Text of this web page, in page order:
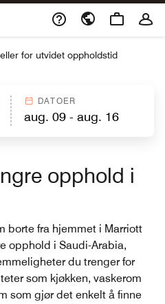
Åpner et nytt vindu
for utvidet oppholdstid
DATOER
opphold i
borte fra hjemmet i Marriott
opphold i Saudi-Arabia,
du trenger for
som kjøkken, vaskerom
som gjør det enkelt å finne